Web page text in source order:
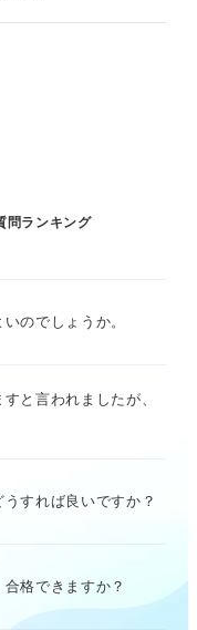
問ランキング
のでしょうか。
と言われましたが、
すれば良いですか？
格できますか？